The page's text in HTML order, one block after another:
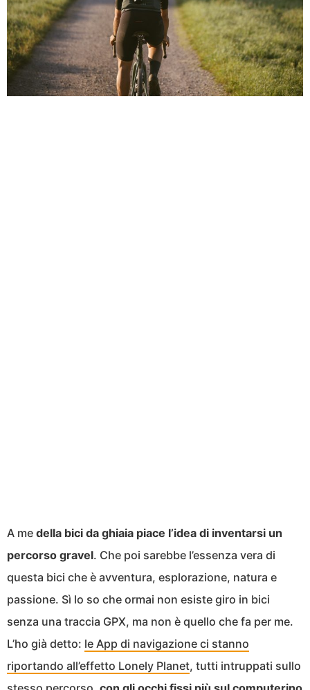
A me della bici da ghiaia piace l’idea di inventarsi un
percorso gravel. Che poi sarebbe l’essenza vera di
questa bici che è avventura, esplorazione, natura e
passione. Sì lo so che ormai non esiste giro in bici
senza una traccia GPX, ma non è quello che fa per me.
L’ho già detto: le App di navigazione ci stanno
riportando all’effetto Lonely Planet, tutti intruppati sullo